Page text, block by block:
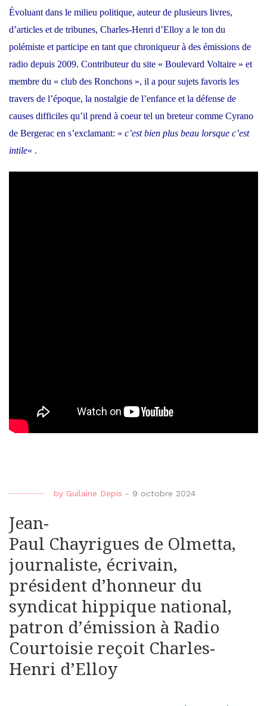
Évoluant dans le milieu politique, auteur de plusieurs livres,
d’articles et de tribunes, Charles-Henri d’Elloy a le ton du
polémiste et participe en tant que chroniqueur à des émissions de
radio depuis 2009. Contributeur du site « Boulevard Voltaire » et
membre du « club des Ronchons », il a pour sujets favoris les
travers de l’époque, la nostalgie de l’enfance et la défense de
causes difficiles qu’il prend à coeur tel un breteur comme Cyrano
de Bergerac en s’exclamant: « c’est bien plus beau lorsque c’est
intile« .
by Guilaine Depis - 9 octobre 2024
Jean-
Paul Chayrigues de Olmetta,
journaliste, écrivain,
président d’honneur du
syndicat hippique national,
patron d’émission à Radio
Courtoisie reçoit Charles-
Henri d’Elloy